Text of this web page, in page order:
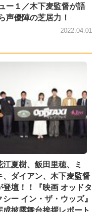
ー１／木下麦監督が語
声優陣の芝居力！
2022.04.01
江夏樹、飯田里穂、ミ
、ダイアン、木下麦監督
登壇！！『映画 オッドタ
シー イン・ザ・ウッズ』